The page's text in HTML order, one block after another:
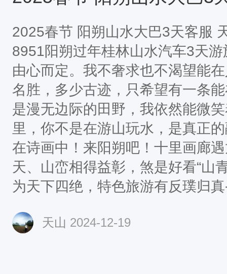
伟瀑布穿梭其中，有称“挂在瀑
拍摄电影《芙蓉镇》而
2025春节 阳朔山水大巴3天客服
8951阳朔过年桂林山水汽车3天
由心而定。我不奢求也不渴望能
名胜，多少古迹，只希望有一条
是漫无边际的田野，我依然能微
里，你不是在游山玩水，是真正
在诗画中！来阳朔吧！十里画廊
天、山峦相得益彰，煞是好看“山
为天下四绝，特色旅游有反璞归
游阳朔。 再也不用坐夜车，入住
天山 2024-12-19